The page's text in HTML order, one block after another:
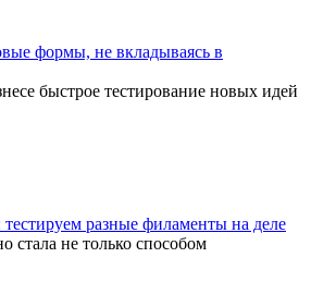
формы, не вкладываясь в
быстрое тестирование новых идей
разные филаменты на деле
стала не только способом